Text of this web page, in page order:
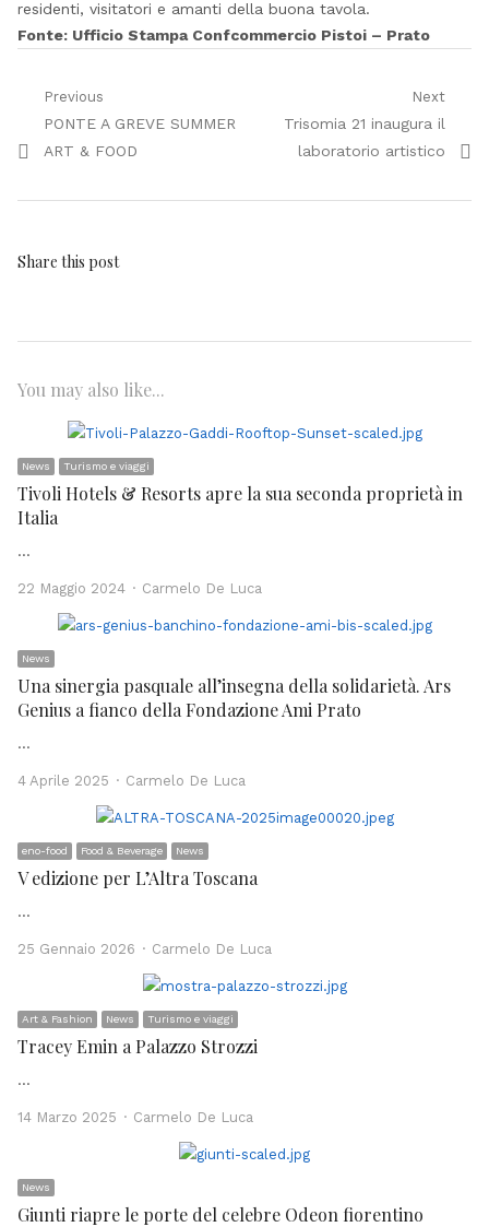
residenti, visitatori e amanti della buona tavola.
Fonte: Ufficio Stampa Confcommercio Pistoi – Prato
Navigazione
articoli
Previous
Previous
post:
PONTE A GREVE SUMMER
ART & FOOD
Next
Next
post:
Trisomia 21 inaugura il
laboratorio artistico
Share this post
You may also like...
News Turismo e viaggi
Tivoli Hotels & Resorts apre la sua seconda proprietà in
Italia
…
22 Maggio 2024 Author
Carmelo De Luca
News
Una sinergia pasquale all’insegna della solidarietà. Ars
Genius a fianco della Fondazione Ami Prato
…
4 Aprile 2025 Author
Carmelo De Luca
eno-food Food & Beverage News
V edizione per L’Altra Toscana
…
25 Gennaio 2026 Author
Carmelo De Luca
Art & Fashion News Turismo e viaggi
Tracey Emin a Palazzo Strozzi
…
14 Marzo 2025 Author
Carmelo De Luca
News
Giunti riapre le porte del celebre Odeon fiorentino